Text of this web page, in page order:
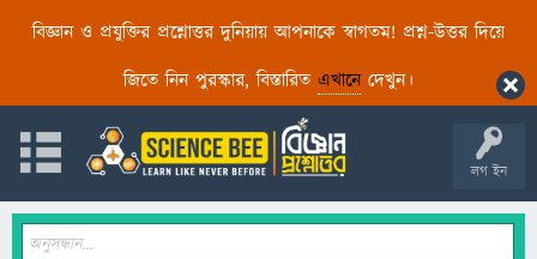
বিজ্ঞান ও প্রযুক্তির প্রশ্নোত্তর দুনিয়ায় আপনাকে স্বাগতম! প্রশ্ন-উত্তর দিয়ে
জিতে নিন পুরস্কার, বিস্তারিত এখানেদেখুন।
লগ ইন